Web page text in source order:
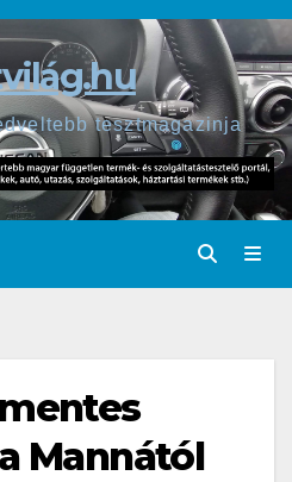
tesztmagazinja
Mannától